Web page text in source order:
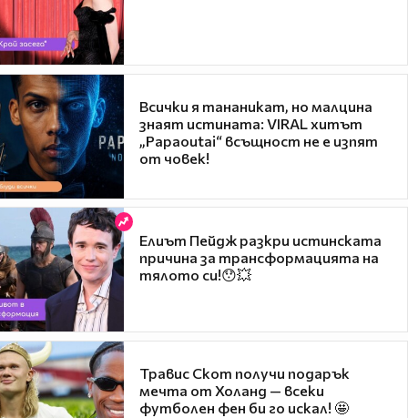
Всички я тананикат, но малцина
знаят истината: VIRAL хитът
„Papaoutai“ всъщност не е изпят
от човек!
Елиът Пейдж разкри истинската
причина за трансформацията на
тялото си!😯💥
Травис Скот получи подарък
мечта от Холанд — всеки
футболен фен би го искал! 🤩